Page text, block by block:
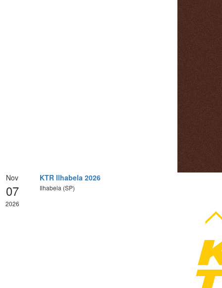
Nov
07
2026
KTR Ilhabela 2026
Ilhabela (SP)